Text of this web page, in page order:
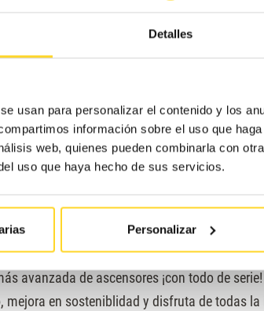
Detalles
usan para personalizar el contenido y los
información sobre el uso que
web, quienes pueden combinarla con
uso que haya hecho de sus servicios.
Personalizar
ION
avanzada de ascensores ¡con todo de
mejora en sosteniblidad y disfruta de todas